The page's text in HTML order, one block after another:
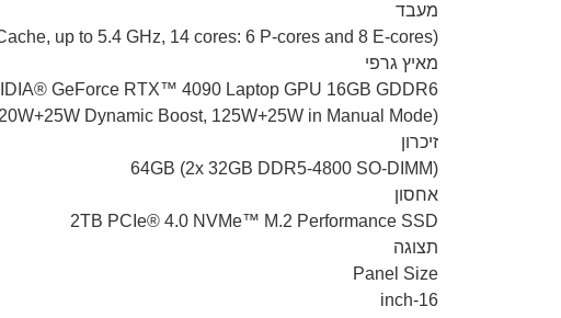
מעבד
up to 5.4 GHz, 14 cores: 6 P-cores and 8 E-cores)
מאיץ גרפי
GeForce RTX™ 4090 Laptop GPU 16GB GDDR6
Dynamic Boost, 125W+25W in Manual Mode)
זיכרון
64GB (2x 32GB DDR5-4800 SO-DIMM)
אחסון
2TB PCIe® 4.0 NVMe™ M.2 Performance SSD
תצוגה
Panel Size
16-inch